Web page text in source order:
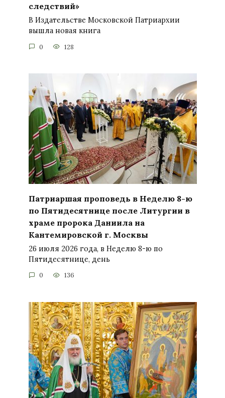
следствий»
В Издательстве Московской Патриархии
вышла новая книга
0 128
Патриаршая проповедь в Неделю 8-ю
по Пятидесятнице после Литургии в
храме пророка Даниила на
Кантемировской г. Москвы
26 июля 2026 года, в Неделю 8-ю по
Пятидесятнице, день
0 136